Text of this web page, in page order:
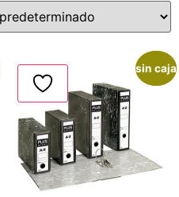
¡Oferta!
sin caja